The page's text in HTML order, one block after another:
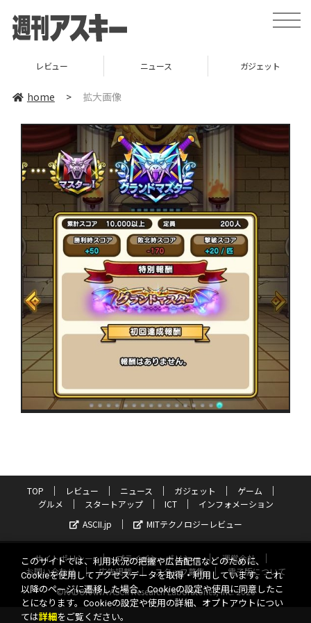
toggle
レビュー ニュース ガジェット
home > 拡大画像
TOP レビュー ニュース ガジェット
ゲーム
グルメ
スタートアップ ICT
インフォメーション
ASCII.jp
MITテクノロジーレビュー
サイトポリシー プライバシーポリシー
運営会社
お問い合わせ
広告掲載 スタッフ募集
電子版について
©KADOKAWA ASCII Research Laboratories, Inc. 2026
このサイトでは、利用状況の把握や広告配信などのために、
Cookieを使用してアクセスデータを取得・利用しています。これ
以降のページに遷移した場合、Cookieの設定や使用に同意したこ
とになります。Cookieの設定や使用の詳細、オプトアウトについ
ては詳細 をご覧ください。